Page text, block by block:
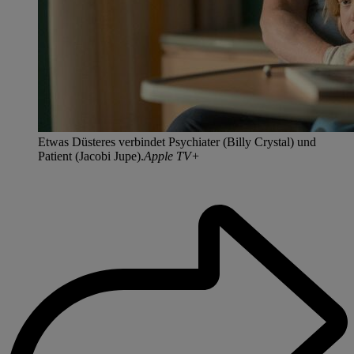
Etwas Düsteres verbindet Psychiater (Billy Crystal) und
Patient (Jacobi Jupe).Apple TV+